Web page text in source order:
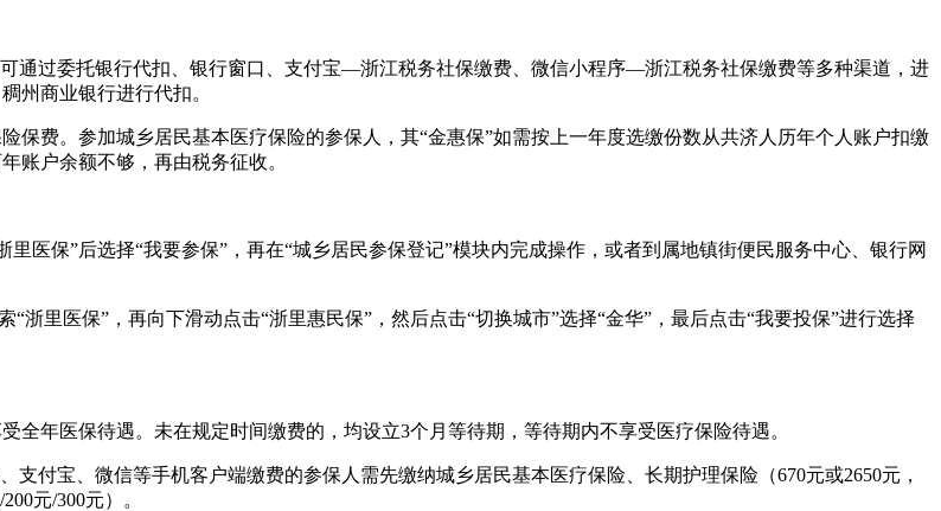
通过委托银行代扣、银行窗口、支付宝—浙江税务社保缴费、微信小程序—浙江税务社保缴费等多种渠道，进
州商业银行进行代扣。
保费。参加城乡居民基本医疗保险的参保人，其“金惠保”如需按上一年度选缴份数从共济人历年个人账户扣缴
账户余额不够，再由税务征收。
医保”后选择“我要参保”，再在“城乡居民参保登记”模块内完成操作，或者到属地镇街便民服务中心、银行网
浙里医保”，再向下滑动点击“浙里惠民保”，然后点击“切换城市”选择“金华”，最后点击“我要投保”进行选择
年医保待遇。未在规定时间缴费的，均设立3个月等待期，等待期内不享受医疗保险待遇。
付宝、微信等手机客户端缴费的参保人需先缴纳城乡居民基本医疗保险、长期护理保险（670元或2650元，
元/300元）。